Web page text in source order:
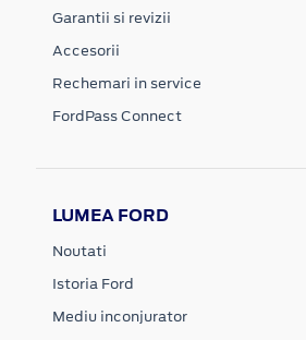
Garantii si revizii
Accesorii
Rechemari in service
FordPass Connect
LUMEA FORD
Noutati
Istoria Ford
Mediu inconjurator